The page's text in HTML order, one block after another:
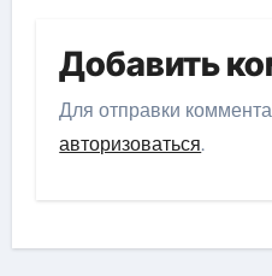
Добавить
Для отправки
авторизоваться.